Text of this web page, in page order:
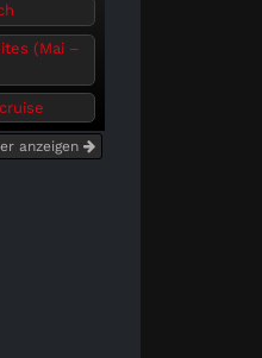
(Mai –
anzeigen